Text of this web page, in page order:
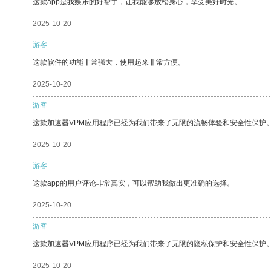
这款app是我娱乐的好帮手，让我能够放松身心，享受美好时光。
2025-10-20
游客
这款软件的功能非常强大，使用起来非常方便。
2025-10-20
游客
这款加速器VPM应用程序已经为我们带来了无限的流畅体验和安全性保护
2025-10-20
游客
这款app的用户评论非常真实，可以帮助我做出更准确的选择。
2025-10-20
游客
这款加速器VPM应用程序已经为我们带来了无限的隐私保护和安全性保护
2025-10-20